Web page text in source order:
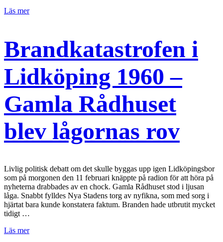
Läs mer
Brandkatastrofen i
Lidköping 1960 –
Gamla Rådhuset
blev lågornas rov
Livlig politisk debatt om det skulle byggas upp igen Lidköpingsbor
som på morgonen den 11 februari knäppte på radion för att höra på
nyheterna drabbades av en chock. Gamla Rådhuset stod i ljusan
låga. Snabbt fylldes Nya Stadens torg av nyfikna, som med sorg i
hjärtat bara kunde konstatera faktum. Branden hade utbrutit mycket
tidigt …
Läs mer